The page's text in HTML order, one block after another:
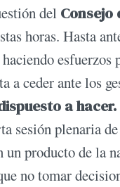
del
horas. Hasta
a ceder ante los
a hacer.
sesión plenaria
un producto de la
no tomar